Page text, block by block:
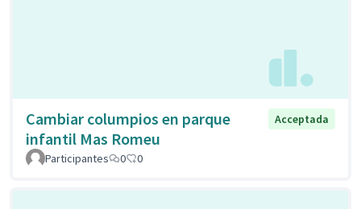
Cambiar columpios en parque
infantil Mas Romeu
Acceptada
Participantes 0 0